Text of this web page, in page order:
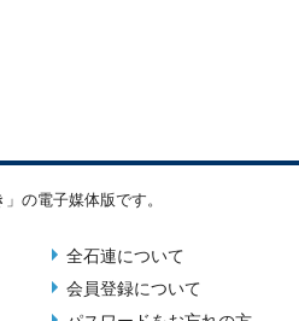
の電子媒体版です。
About
menu
全石連について
会員登録について